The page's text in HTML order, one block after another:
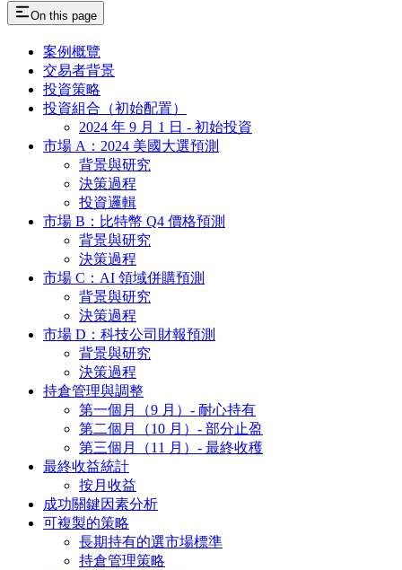
On this page
案例概覽
交易者背景
投資策略
投資組合（初始配置）
2024 年 9 月 1 日 - 初始投資
市場 A：2024 美國大選預測
背景與研究
決策過程
投資邏輯
市場 B：比特幣 Q4 價格預測
背景與研究
決策過程
市場 C：AI 領域併購預測
背景與研究
決策過程
市場 D：科技公司財報預測
背景與研究
決策過程
持倉管理與調整
第一個月（9 月）- 耐心持有
第二個月（10 月）- 部分止盈
第三個月（11 月）- 最終收穫
最終收益統計
按月收益
成功關鍵因素分析
可複製的策略
長期持有的選市場標準
持倉管理策略